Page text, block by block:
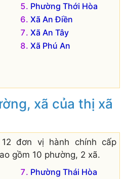
Phường Thới Hòa
Xã An Điền
Xã An Tây
Xã Phú An
xã của thị xã
đơn vị hành chính cấp
gồm 10 phường, 2 xã.
Phường Thái Hòa